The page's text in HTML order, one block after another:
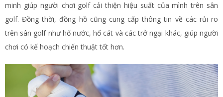
minh giúp người chơi golf cải thiện hiệu suất của mình trên sân
golf. Đồng thời, đồng hồ cũng cung cấp thông tin về các rủi ro
trên sân golf như hố nước, hố cát và các trở ngại khác, giúp người
chơi có kế hoạch chiến thuật tốt hơn.